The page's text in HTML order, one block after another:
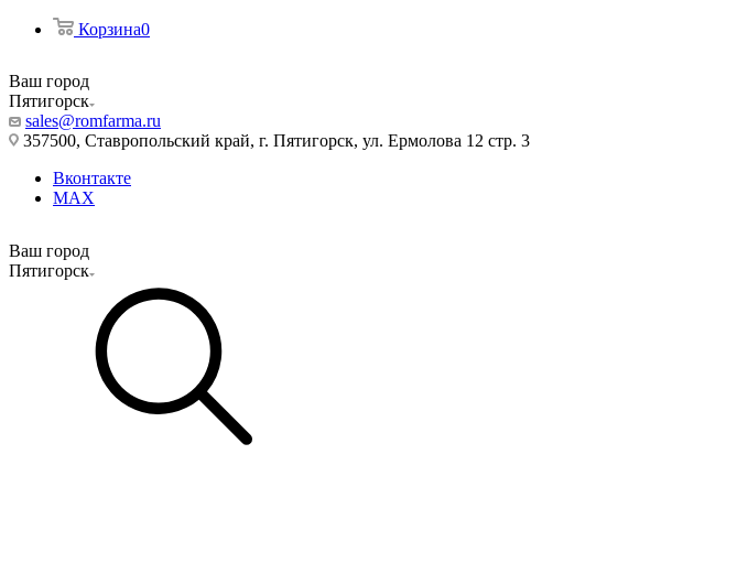
Корзина0
Ваш город
Пятигорск
sales@romfarma.ru
357500, Ставропольский край, г. Пятигорск, ул. Ермолова 12 стр. 3
Вконтакте
MAX
Ваш город
Пятигорск